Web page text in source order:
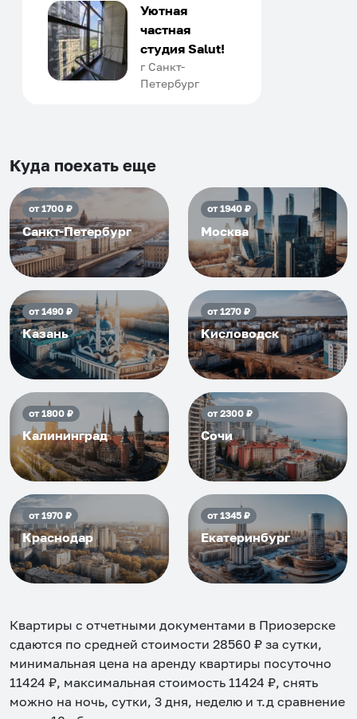
только в России. Сервис на
отличном уровне. Хозяин
апартаментов доброй души
человек, всегда можно
договориться, подскажет
приезжать еще...
Уютная
частная
студия Salut!
г Санкт-
Петербург
Куда поехать еще
от1700₽
Санкт-Петербург
от1940₽
Москва
от1490₽
Казань
от1270₽
Кисловодск
от1800₽
Калининград
от2300₽
Сочи
от1970₽
Краснодар
от1345₽
Екатеринбург
Квартиры с отчетными документами в Приозерске
сдаются по средней стоимости 28560 ₽ за сутки,
минимальная цена на аренду квартиры посуточно
11424 ₽, максимальная стоимость 11424 ₽, снять
можно на ночь, сутки, 3 дня, неделю и т.д сравнение